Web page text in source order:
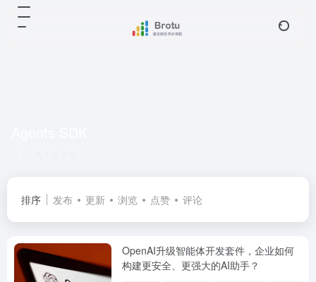
排序 发布 更新 浏览 点赞 评论
OpenAI升级智能体开发套件，企业如何
构建更安全、更强大的AI助手？